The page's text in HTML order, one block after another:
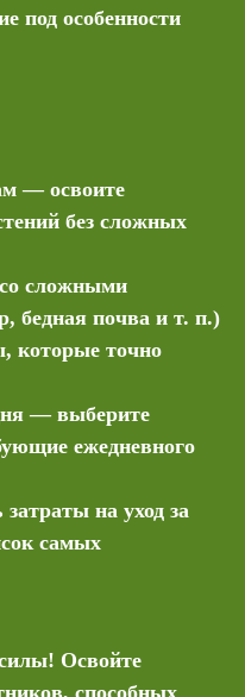
под особенности
— освоите
без сложных
сложными
бедная почва и т. п.)
которые точно
— выберите
ежедневного
затраты на уход за
самых
Освойте